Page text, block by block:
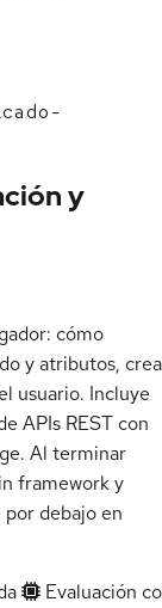
y
cómo
y atributos,
usuario. Incluye
APIs REST con
Al terminar
framework y
debajo en
Evaluación